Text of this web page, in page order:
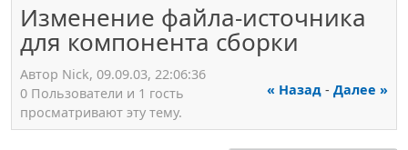
Изменение файла-источника
для компонента сборки
Автор Nick, 09.09.03, 22:06:36
« Назад - Далее »
0 Пользователи и 1 гость
просматривают эту тему.